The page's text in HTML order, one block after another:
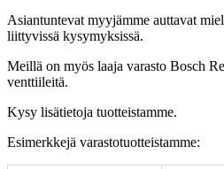
Asiantuntevat myyjämme auttavat
liittyvissä kysymyksissä.
Meillä on myös laaja varasto Bosch
venttiileitä.
Kysy lisätietoja tuotteistamme.
Esimerkkejä varastotuotteistamme: